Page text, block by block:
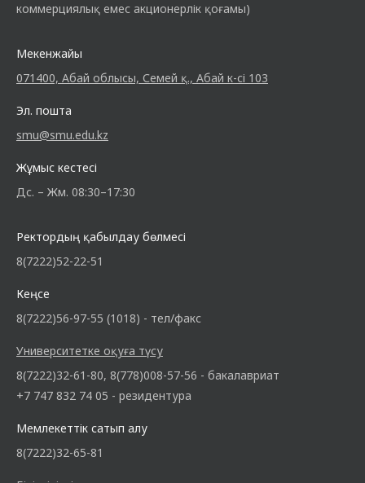
коммерциялық емес акционерлік қоғамы)
Мекенжайы
071400, Абай облысы, Семей қ., Абай к-сі 103
Эл. пошта
smu@smu.edu.kz
Жұмыс кестесі
Дс. – Жм. 08:30–17:30
Ректордың қабылдау бөлмесі
8(7222)52-22-51
Кеңсе
8(7222)56-97-55 (1018) - тел/факс
Университетке оқуға түсу
8(7222)32-61-80, 8(778)008-57-56 - бакалавриат
+7 747 832 74 05 - резидентура
Мемлекеттік сатып алу
8(7222)32-65-81